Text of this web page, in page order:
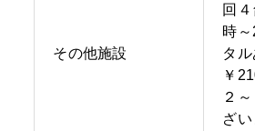
その他施設
回
時
タ
￥
２
ざ